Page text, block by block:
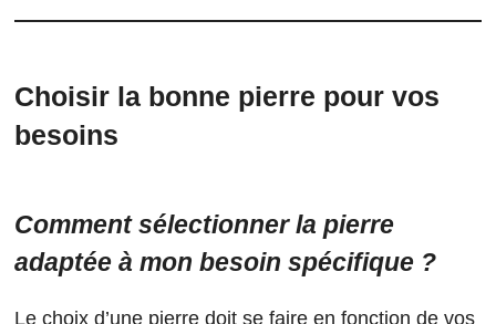
Choisir la bonne pierre pour vos
besoins
Comment sélectionner la pierre
adaptée à mon besoin spécifique ?
Le choix d’une pierre doit se faire en fonction de vos